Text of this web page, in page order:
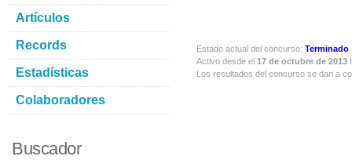
Estado actual del concurso: Terminado
Activo desde el 17 de octubre de 2013
Los resultados del concurso se dan a
Artículos
Records
Estadísticas
Colaboradores
Buscador